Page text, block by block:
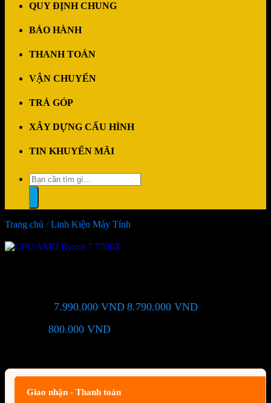
QUY ĐỊNH CHUNG
BẢO HÀNH
THANH TOÁN
VẬN CHUYỂN
TRẢ GÓP
XÂY DỰNG CẤU HÌNH
TIN KHUYẾN MÃI
Tìm
kiếm:
Trang chủ / Linh Kiện Máy Tính
7.990.000 VND 8.790.000 VND
800.000 VND
Giao nhận - Thanh toán